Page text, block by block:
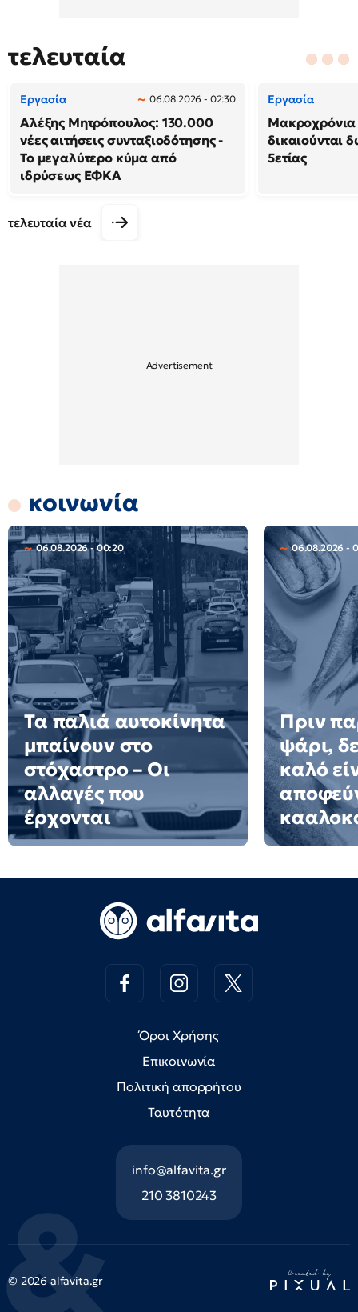
τελευταία
Εργασία 06.08.2026 - 02:30
Αλέξης Μητρόπουλος: 130.000
νέες αιτήσεις συνταξιοδότησης -
Το μεγαλύτερο κύμα από
ιδρύσεως ΕΦΚΑ
Εργασία
Μακροχρόνια
δικαιούνται
5ετίας
τελευταία νέα
κοινωνία
06.08.2026 - 00:20
Τα παλιά αυτοκίνητα
μπαίνουν στο
στόχαστρο – Οι
αλλαγές που
έρχονται
06.08.2026 -
Πριν
ψάρι,
καλό
Όροι Χρήσης
Επικοινωνία
Πολιτική απορρήτου
Ταυτότητα
info@alfavita.gr
210 3810243
© 2026 alfavita.gr